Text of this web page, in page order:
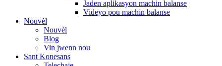
Jaden aplikasyon machin balanse
Videyo pou machin balanse
Nouvèl
Nouvèl
Blog
Vin jwenn nou
Sant Konesans